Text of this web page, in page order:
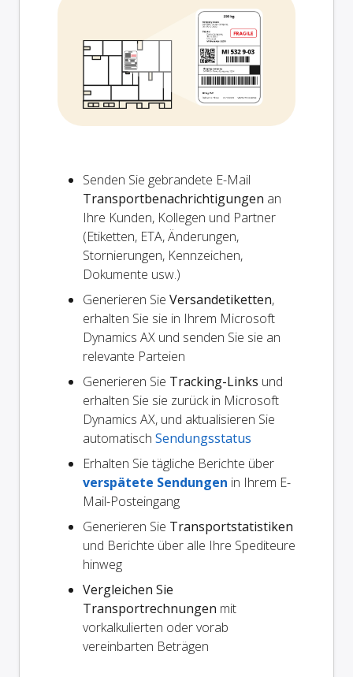
Senden Sie gebrandete E-Mail
Transportbenachrichtigungen an
Ihre Kunden, Kollegen und Partner
(Etiketten, ETA, Änderungen,
Stornierungen, Kennzeichen,
Dokumente usw.)
Generieren Sie Versandetiketten,
erhalten Sie sie in Ihrem Microsoft
Dynamics AX und senden Sie sie an
relevante Parteien
Generieren Sie Tracking-Links und
erhalten Sie sie zurück in Microsoft
Dynamics AX, und aktualisieren Sie
automatisch Sendungsstatus
Erhalten Sie tägliche Berichte über
verspätete Sendungen in Ihrem E-
Mail-Posteingang
Generieren Sie Transportstatistiken
und Berichte über alle Ihre Spediteure
hinweg
Vergleichen Sie
Transportrechnungen mit
vorkalkulierten oder vorab
vereinbarten Beträgen